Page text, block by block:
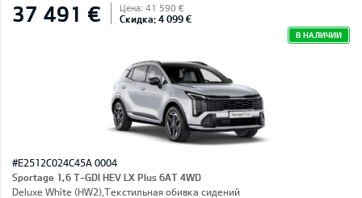
37 491 € Цена: 41 590 €
Скидка: 4 099 €
В НАЛИЧИИ
#E2512C024C45A 0004
Sportage 1,6 T-GDI HEV LX Plus 6AT 4WD
Deluxe White (HW2),Текстильная обивка сидений